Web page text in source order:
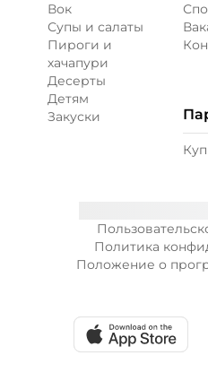
Политика
Положение о
Вок
Супы и салаты
Пироги и
хачапури
Десерты
Детям
Закуски